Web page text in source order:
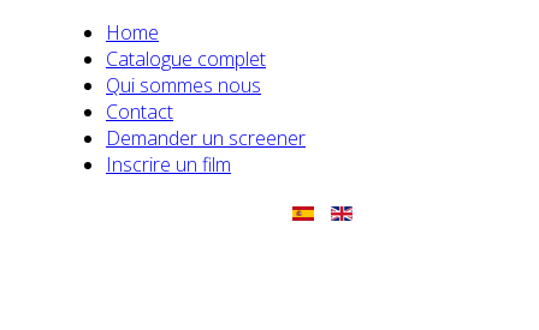
Home
Catalogue complet
Qui sommes nous
Contact
Demander un screener
Inscrire un film